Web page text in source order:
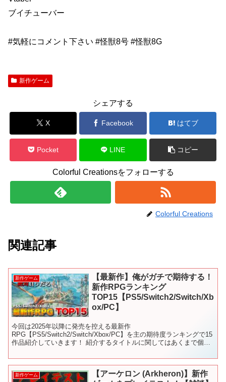
ブイチューバー
#気軽にコメント下さい #怪獣8号 #怪獣8G
新作ゲーム
シェアする
X Facebook はてブ
Pocket LINE コピー
Colorful Creationsをフォローする
Colorful Creations
関連記事
新作ゲーム
【最新作】俺がガチで期待する！
新作RPGランキング
TOP15【PS5/Switch2/Switch/Xb
ox/PC】
今回は2025年以降に発売を控える最新作
RPG【PS5/Switch2/Switch/Xbox/PC】を主の期待度ランキングで15
作品紹介していきます！ 紹介するタイトルに関してはあくまで個人
新作ゲーム
【アーケロン (Arkheron)】新作